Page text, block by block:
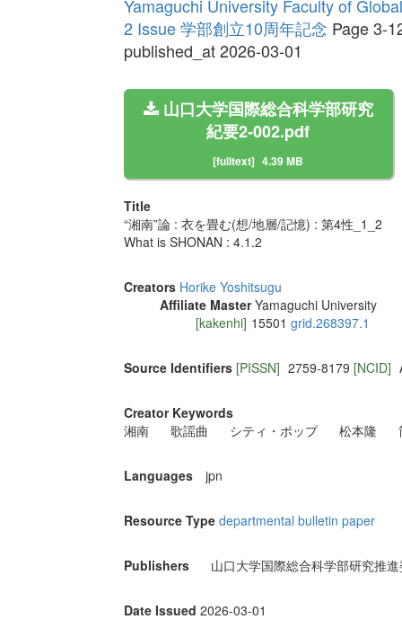
Yamaguchi University Faculty of
2 Issue 学部創立10周年記念 Page 3-
published_at 2026-03-01
山口大学国際総合科学部研究
紀要2-002.pdf
[fulltext] 4.39 MB
Title
“湘南”論 : 衣を畳む(想/地層/記憶) : 第4性_1_2
What is SHONAN : 4.1.2
Creators Horike Yoshitsugu
Affiliate Master Yamaguchi University
[kakenhi] 15501 grid.268397.1
Source Identifiers [PISSN] 2759-8179 [NCID]
Creator Keywords
湘南
歌謡曲 シティ・ポップ 松本隆
Languages jpn
Resource Type departmental bulletin paper
Publishers 山口大学国際総合科学部研究推
Date Issued 2026-03-01